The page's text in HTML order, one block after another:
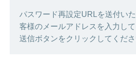
パスワード再設定URLを送付い
客様のメールアドレスを入力して
送信ボタンをクリックしてくださ